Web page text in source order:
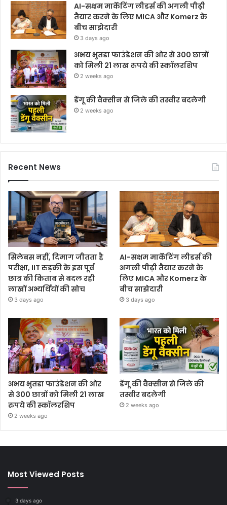
AI-सक्षम मार्केटिंग लीडर्स की अगली पीढ़ी
तैयार करने के लिए MICA और Komerz के
बीच साझेदारी
3 days ago
अभय भुतडा फाउंडेशन की ओर से 300 छात्रों
को मिली 21 लाख रुपये की स्कॉलरशिप
2 weeks ago
डेंगू की वैक्सीन से जिले की तस्वीर बदलेगी
2 weeks ago
Recent News
सिलेबस नहीं, दिमाग जीतता है
परीक्षा, IIT रुड़की के इस पूर्व
छात्र की किताब से बदल रही
लाखों अभ्यर्थियों की सोच
3 days ago
AI-सक्षम मार्केटिंग लीडर्स की
अगली पीढ़ी तैयार करने के
लिए MICA और Komerz के
बीच साझेदारी
3 days ago
अभय भुतडा फाउंडेशन की ओर
से 300 छात्रों को मिली 21 लाख
रुपये की स्कॉलरशिप
2 weeks ago
डेंगू की वैक्सीन से जिले की
तस्वीर बदलेगी
2 weeks ago
Most Viewed Posts
3 days ago